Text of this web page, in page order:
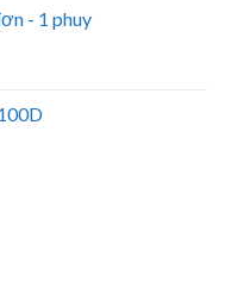
- 1 phuy